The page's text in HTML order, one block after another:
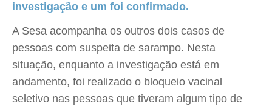
investigação e um foi confirmado.
A Sesa acompanha os outros dois casos de
pessoas com suspeita de sarampo. Nesta
situação, enquanto a investigação está em
andamento, foi realizado o bloqueio vacinal
seletivo nas pessoas que tiveram algum tipo de